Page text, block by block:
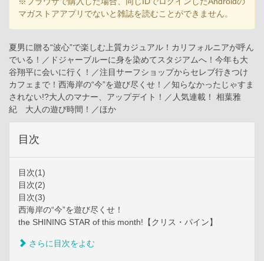
マガストアアプリでないと雑誌を読むことができません。
夏男に贈る“波心”で楽しむ上質カジュアル！カリフォルニアが呼ん
でいる！／ドジャーブルーに身を染めてスタジアムへ！今年も大
谷翔平に会いに行く！／注目サーフショップからセレブ行きつけ
カフェまで！西海岸の“今”を遊び尽くせ！／知らなかったじゃすま
されない!?大人のマナー、アップデイト！／人気連載！ 相葉雅
紀 大人の遊び時間！／ほか
目次
目次(1)
目次(2)
目次(3)
西海岸の“今”を遊び尽くせ！
the SHINING STAR of this month!【クリス・パイン】
さらに目次をよむ